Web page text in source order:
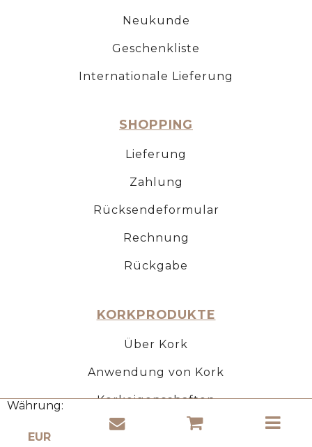
Währung:
Neukunde
Geschenkliste
Internationale Lieferung
SHOPPING
Lieferung
Zahlung
Rücksendeformular
Rechnung
Rückgabe
KORKPRODUKTE
Über Kork
Anwendung von Kork
Korkeigenschaften
Händler werden